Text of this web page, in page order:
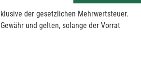
der gesetzlichen Mehrwertsteuer.
und gelten, solange der Vorrat